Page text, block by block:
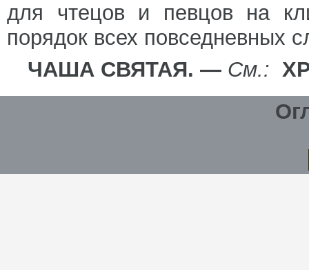
для чтецов и певцов на
порядок всех повседневных
ЧАША СВЯТАЯ. — См.: